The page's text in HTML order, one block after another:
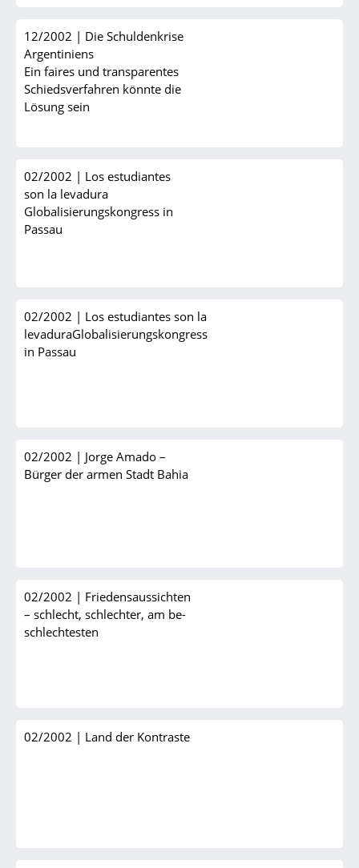
12/2002 | Die Schuldenkrise
Argentiniens
Ein faires und transparentes
Schiedsverfahren könnte die
Lösung sein
02/2002 | Los estudiantes
son la levadura
Globalisierungskongress in
Passau
02/2002 | Los estudiantes son la
levaduraGlobalisierungskongress
in Passau
02/2002 | Jorge Amado –
Bürger der armen Stadt Bahia
02/2002 | Friedensaussichten
– schlecht, schlechter, am be-
schlechtesten
02/2002 | Land der Kontraste